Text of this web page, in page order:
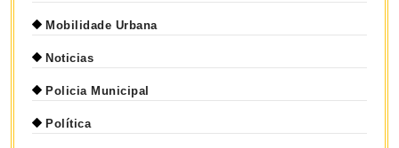
Mobilidade Urbana
Noticias
Policia Municipal
Política